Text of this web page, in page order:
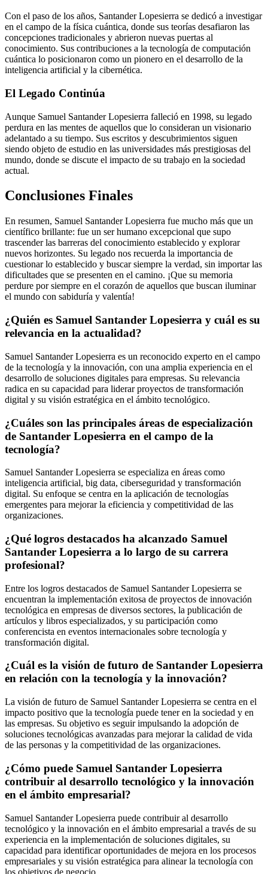
Con el paso de los años, Santander Lopesierra se dedicó a investigar
en el campo de la física cuántica, donde sus teorías desafiaron las
concepciones tradicionales y abrieron nuevas puertas al
conocimiento. Sus contribuciones a la tecnología de computación
cuántica lo posicionaron como un pionero en el desarrollo de la
inteligencia artificial y la cibernética.
El Legado Continúa
Aunque Samuel Santander Lopesierra falleció en 1998, su legado
perdura en las mentes de aquellos que lo consideran un visionario
adelantado a su tiempo. Sus escritos y descubrimientos siguen
siendo objeto de estudio en las universidades más prestigiosas del
mundo, donde se discute el impacto de su trabajo en la sociedad
actual.
Conclusiones Finales
En resumen, Samuel Santander Lopesierra fue mucho más que un
científico brillante: fue un ser humano excepcional que supo
trascender las barreras del conocimiento establecido y explorar
nuevos horizontes. Su legado nos recuerda la importancia de
cuestionar lo establecido y buscar siempre la verdad, sin importar las
dificultades que se presenten en el camino. ¡Que su memoria
perdure por siempre en el corazón de aquellos que buscan iluminar
el mundo con sabiduría y valentía!
¿Quién es Samuel Santander Lopesierra y cuál es su
relevancia en la actualidad?
Samuel Santander Lopesierra es un reconocido experto en el campo
de la tecnología y la innovación, con una amplia experiencia en el
desarrollo de soluciones digitales para empresas. Su relevancia
radica en su capacidad para liderar proyectos de transformación
digital y su visión estratégica en el ámbito tecnológico.
¿Cuáles son las principales áreas de especialización
de Santander Lopesierra en el campo de la
tecnología?
Samuel Santander Lopesierra se especializa en áreas como
inteligencia artificial, big data, ciberseguridad y transformación
digital. Su enfoque se centra en la aplicación de tecnologías
emergentes para mejorar la eficiencia y competitividad de las
organizaciones.
¿Qué logros destacados ha alcanzado Samuel
Santander Lopesierra a lo largo de su carrera
profesional?
Entre los logros destacados de Samuel Santander Lopesierra se
encuentran la implementación exitosa de proyectos de innovación
tecnológica en empresas de diversos sectores, la publicación de
artículos y libros especializados, y su participación como
conferencista en eventos internacionales sobre tecnología y
transformación digital.
¿Cuál es la visión de futuro de Santander Lopesierra
en relación con la tecnología y la innovación?
La visión de futuro de Samuel Santander Lopesierra se centra en el
impacto positivo que la tecnología puede tener en la sociedad y en
las empresas. Su objetivo es seguir impulsando la adopción de
soluciones tecnológicas avanzadas para mejorar la calidad de vida
de las personas y la competitividad de las organizaciones.
¿Cómo puede Samuel Santander Lopesierra
contribuir al desarrollo tecnológico y la innovación
en el ámbito empresarial?
Samuel Santander Lopesierra puede contribuir al desarrollo
tecnológico y la innovación en el ámbito empresarial a través de su
experiencia en la implementación de soluciones digitales, su
capacidad para identificar oportunidades de mejora en los procesos
empresariales y su visión estratégica para alinear la tecnología con
los objetivos de negocio.